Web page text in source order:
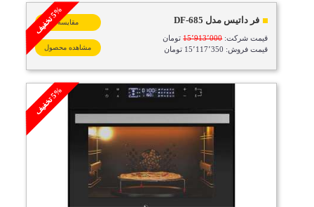
فر داتیس مدل DF-685
قیمت شرکت:15٬913٬000تومان
قیمت فروش: 15٬117٬350 تومان
5
%
ت
خ
ف
ی
ف
مقایسه
مشاهده محصول
5
%
ت
خ
ف
ی
ف